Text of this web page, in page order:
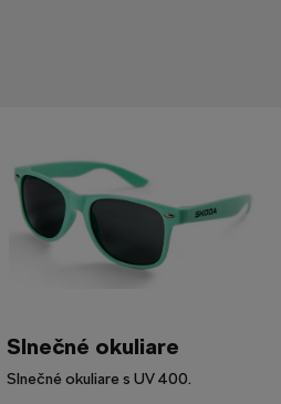
Slnečné okuliare
Slnečné okuliare s UV 400.